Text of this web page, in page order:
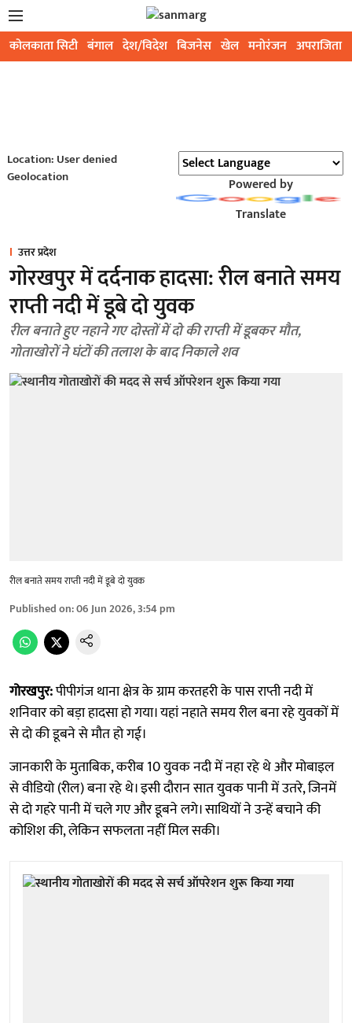
कोलकाता सिटी बंगाल देश/विदेश बिजनेस खेल मनोरंजन अपराजिता
Location: User denied
Geolocation
Powered by
Translate
उत्तर प्रदेश
गोरखपुर में दर्दनाक हादसा: रील बनाते समय
राप्ती नदी में डूबे दो युवक
रील बनाते हुए नहाने गए दोस्तों में दो की राप्ती में डूबकर मौत,
गोताखोरों ने घंटों की तलाश के बाद निकाले शव
रील बनाते समय राप्ती नदी में डूबे दो युवक
Published on:06 Jun 2026, 3:54 pm
गोरखपुर:पीपीगंज थाना क्षेत्र के ग्राम करतहरी के पास राप्ती नदी में
शनिवार को बड़ा हादसा हो गया। यहां नहाते समय रील बना रहे युवकों में
से दो की डूबने से मौत हो गई।
जानकारी के मुताबिक, करीब 10 युवक नदी में नहा रहे थे और मोबाइल
से वीडियो (रील) बना रहे थे। इसी दौरान सात युवक पानी में उतरे, जिनमें
से दो गहरे पानी में चले गए और डूबने लगे। साथियों ने उन्हें बचाने की
कोशिश की, लेकिन सफलता नहीं मिल सकी।